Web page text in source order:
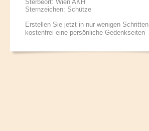
Sterbeort: Wien AKH
Sternzeichen: Schütze
Erstellen Sie jetzt in nur wenigen Schritten
kostenfrei eine persönliche Gedenkseiten